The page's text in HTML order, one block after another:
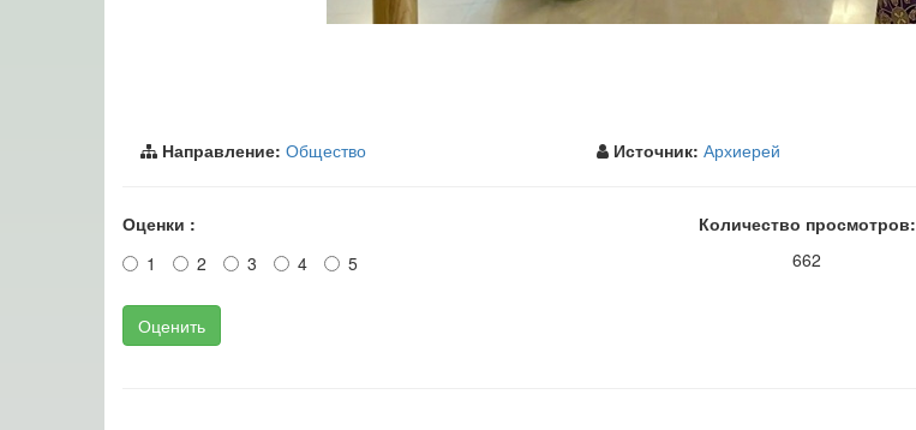
Направление: Общество Источник: Архиерей
Оценки :
1
2 3 4 5
Оценить
Количество просмотров:
662